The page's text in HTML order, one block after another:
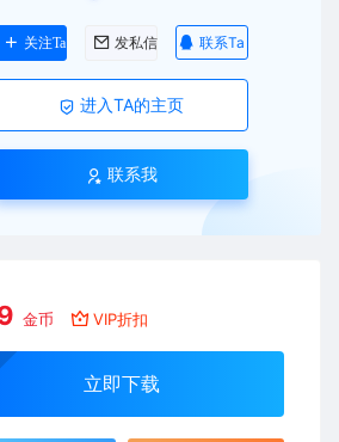
关注Ta 发私信 联系Ta
进入TA的主页
联系我
金币 VIP折扣
立即下载